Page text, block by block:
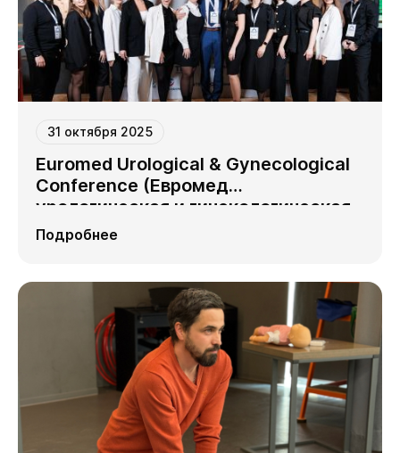
31 октября 2025
Euromed Urological & Gynecological
Conference (Евромед
урологическая и гинекологическая
конференция) 2025: Тренды и
традиции
Подробнее